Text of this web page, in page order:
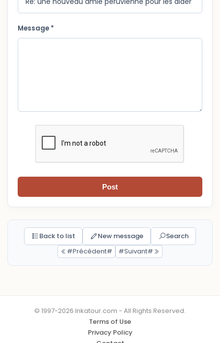
Message *
Post
Back to list New message
Search
#Précédent#
#Suivant#
© 1997-2026 Inkatour.com - All Rights Reserved.
Terms of Use
Privacy Policy